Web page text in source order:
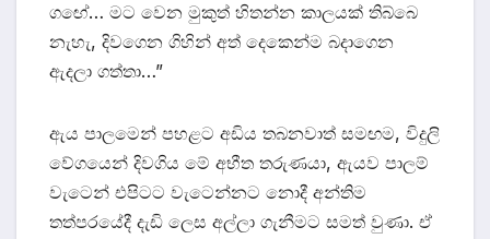
ගඟේ… මට වෙන මුකුත් හිතන්න කාලයක් තිබ්බෙ
නැහැ, දිවගෙන ගිහින් අත් දෙකෙන්ම බදාගෙන
ඇදලා ගත්තා…”
ඇය පාලමෙන් පහළට අඩිය තබනවාත් සමඟම, විදුලි
වේගයෙන් දිවගිය මේ අභීත තරුණයා, ඇයව පාලම්
වැටෙන් එපිටට වැටෙන්නට නොදී අන්තිම
තත්පරයේදී දැඩි ලෙස අල්ලා ගැනීමට සමත් වුණා. ඒ